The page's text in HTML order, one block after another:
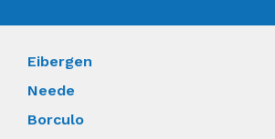
Eibergen
Neede
Borculo